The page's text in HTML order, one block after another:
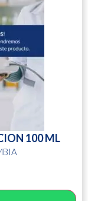
100 ML